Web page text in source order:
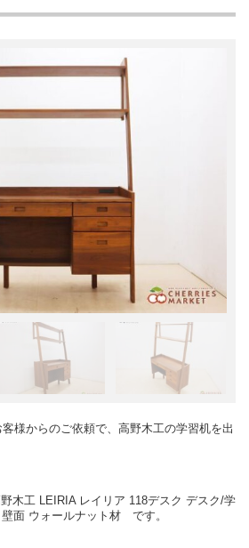
様からのご依頼で、高野木工の学習机を出
野木工 LEIRIA レイリア 118デスク デスク/学
面 ウォールナット材 です。